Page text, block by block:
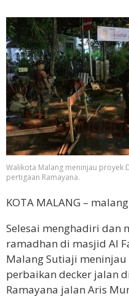
Walikota Malang meninjau proyek
pertigaan Ramayana.
KOTA MALANG –
Selesai menghadiri dan
ramadhan di masjid Al
Malang Sutiaji
perbaikan decker jalan
Ramayana jalan Aris